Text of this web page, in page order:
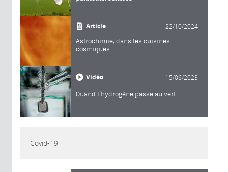
Article 22/10/2024
Astrochimie, dans les cuisines
cosmiques
Vidéo 15/06/2023
Quand l’hydrogène passe au vert
Covid-19